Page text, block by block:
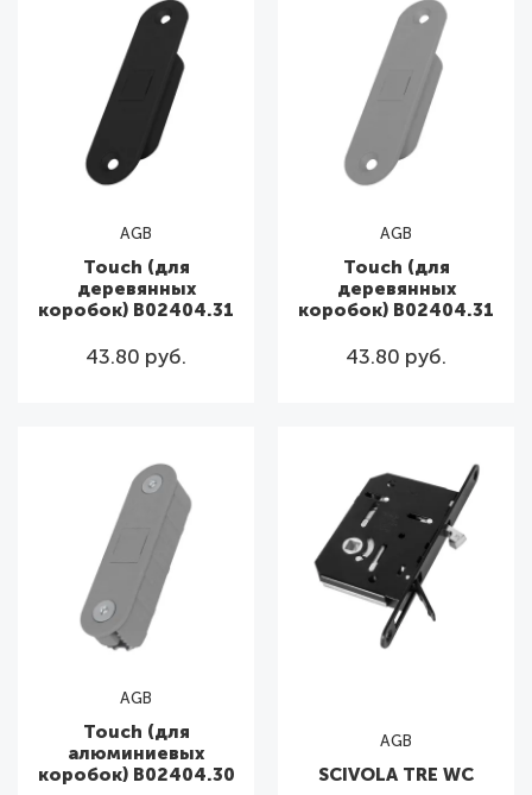
AGB
Touch (для
деревянных
коробок) B02404.31
43.80 руб.
AGB
Touch (для
деревянных
коробок) B02404.31
43.80 руб.
AGB
Touch (для
алюминиевых
коробок) B02404.30
AGB
SCIVOLA TRE WC